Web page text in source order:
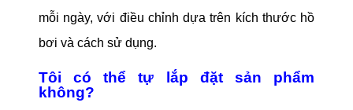
mỗi ngày, với điều chỉnh dựa trên kích thước hồ
bơi và cách sử dụng.
Tôi có thể tự lắp đặt sản phẩm
không?